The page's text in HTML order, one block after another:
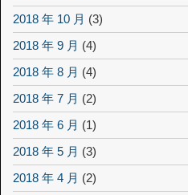
2018 年 10 月 (3)
2018 年 9 月 (4)
2018 年 8 月 (4)
2018 年 7 月 (2)
2018 年 6 月 (1)
2018 年 5 月 (3)
2018 年 4 月 (2)